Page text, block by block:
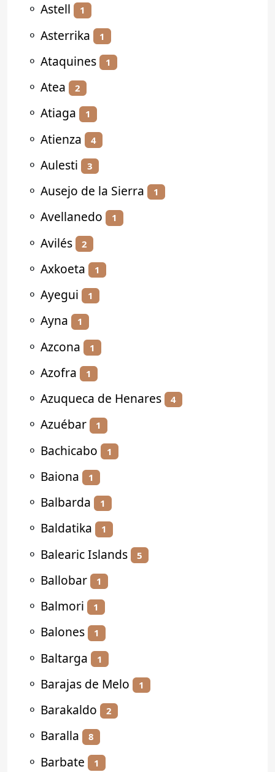
⚬ Astell 1
⚬ Asterrika 1
⚬ Ataquines 1
⚬ Atea 2
⚬ Atiaga 1
⚬ Atienza 4
⚬ Aulesti 3
⚬ Ausejo de la Sierra 1
⚬ Avellanedo 1
⚬ Avilés 2
⚬ Axkoeta 1
⚬ Ayegui 1
⚬ Ayna 1
⚬ Azcona 1
⚬ Azofra 1
⚬ Azuqueca de Henares 4
⚬ Azuébar 1
⚬ Bachicabo 1
⚬ Baiona 1
⚬ Balbarda 1
⚬ Baldatika 1
⚬ Balearic Islands 5
⚬ Ballobar 1
⚬ Balmori 1
⚬ Balones 1
⚬ Baltarga 1
⚬ Barajas de Melo 1
⚬ Barakaldo 2
⚬ Baralla 8
⚬ Barbate 1